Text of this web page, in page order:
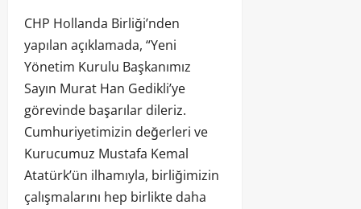
CHP Hollanda Birliği’nden
yapılan açıklamada, “Yeni
Yönetim Kurulu Başkanımız
Sayın Murat Han Gedikli’ye
görevinde başarılar dileriz.
Cumhuriyetimizin değerleri ve
Kurucumuz Mustafa Kemal
Atatürk’ün ilhamıyla, birliğimizin
çalışmalarını hep birlikte daha